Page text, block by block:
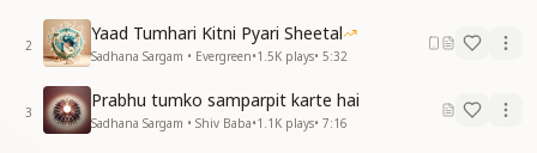
2
Yaad Tumhari Kitni Pyari Sheetal
Sadhana Sargam • Evergreen•1.5K plays• 5:32
3
Prabhu tumko samparpit karte hai
Sadhana Sargam • Shiv Baba•1.1K plays• 7:16